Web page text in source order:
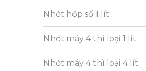
Nhớt hộp số 1 lít
Nhớt máy 4 thì loại 1 lít
Nhớt máy 4 thì loại 4 lít